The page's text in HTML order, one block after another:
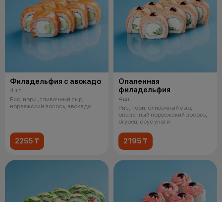
Филадельфия с авокадо
4 шт
Рис, нори, сливочный сыр,
норвежский лосось, авокадо
2255 ₸
Опаленная
филадельфия
4 шт
Рис, нори, сливочный сыр,
опаленный норвежский лосось,
огурец, соус унаги
2195 ₸